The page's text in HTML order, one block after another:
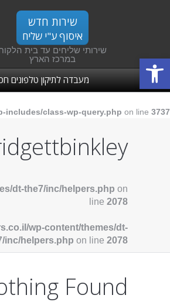
פתח סרגל נגישות
שירות חדש
איסוף ע"י שליח
שירותי שליחים עד בית
במרכז הארץ
מעבדה לתיקון טלפונים
includes/class-wp-query.php on line 3737
dt-the7/inc/helpers.php on
line 2078
wp-content/themes/dt-
inc/helpers.php on line 2078
Found